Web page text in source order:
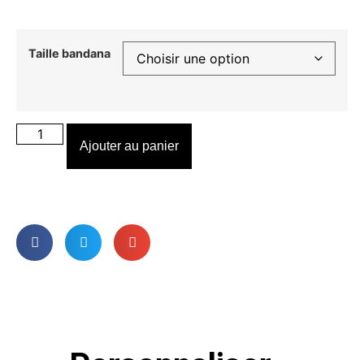
Taille bandana
Ajouter au panier